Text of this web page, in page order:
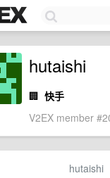
hutaishi
🏢 快手
V2EX member
hutaishi